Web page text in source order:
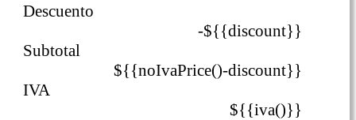
Descuento
-${{discount}}
Subtotal
${{noIvaPrice()-discount}}
IVA
${{iva()}}